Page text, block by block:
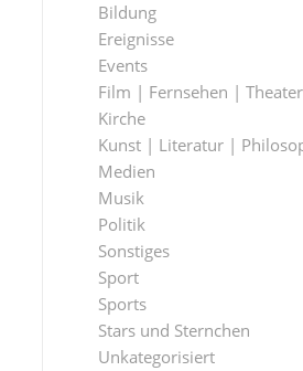
Bildung
Ereignisse
Events
Film | Fernsehen | Theater
Kirche
Kunst | Literatur |
Medien
Musik
Politik
Sonstiges
Sport
Sports
Stars und Sternchen
Unkategorisiert